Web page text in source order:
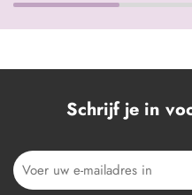
Schrijf je in